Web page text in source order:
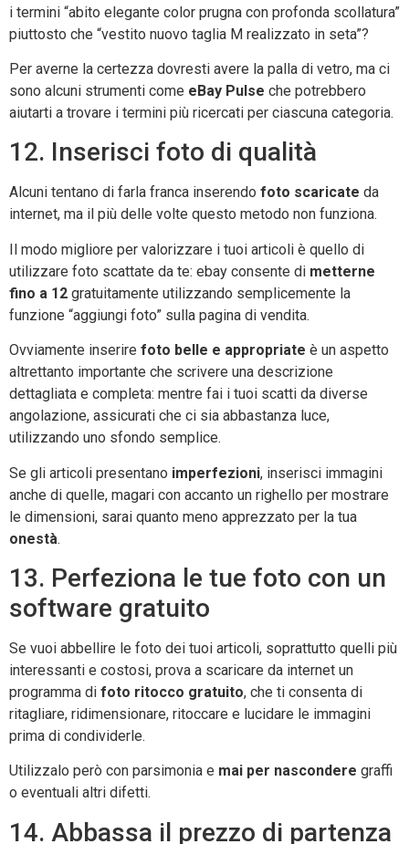
i termini “abito elegante color prugna con profonda scollatura”
piuttosto che “vestito nuovo taglia M realizzato in seta”?
Per averne la certezza dovresti avere la palla di vetro, ma ci
sono alcuni strumenti come eBay Pulse che potrebbero
aiutarti a trovare i termini più ricercati per ciascuna categoria.
12. Inserisci foto di qualità
Alcuni tentano di farla franca inserendo foto scaricate da
internet, ma il più delle volte questo metodo non funziona.
Il modo migliore per valorizzare i tuoi articoli è quello di
utilizzare foto scattate da te: ebay consente di metterne
fino a 12 gratuitamente utilizzando semplicemente la
funzione “aggiungi foto” sulla pagina di vendita.
Ovviamente inserire foto belle e appropriate è un aspetto
altrettanto importante che scrivere una descrizione
dettagliata e completa: mentre fai i tuoi scatti da diverse
angolazione, assicurati che ci sia abbastanza luce,
utilizzando uno sfondo semplice.
Se gli articoli presentano imperfezioni, inserisci immagini
anche di quelle, magari con accanto un righello per mostrare
le dimensioni, sarai quanto meno apprezzato per la tua
onestà.
13. Perfeziona le tue foto con un
software gratuito
Se vuoi abbellire le foto dei tuoi articoli, soprattutto quelli più
interessanti e costosi, prova a scaricare da internet un
programma di foto ritocco gratuito, che ti consenta di
ritagliare, ridimensionare, ritoccare e lucidare le immagini
prima di condividerle.
Utilizzalo però con parsimonia e mai per nascondere graffi
o eventuali altri difetti.
14. Abbassa il prezzo di partenza